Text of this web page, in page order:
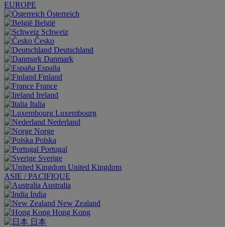
EUROPE
Österreich
België
Schweiz
Česko
Deutschland
Danmark
España
Finland
France
Ireland
Italia
Luxembourg
Nederland
Norge
Polska
Portugal
Sverige
United Kingdom
ASIE / PACIFIQUE
Australia
India
New Zealand
Hong Kong
日本